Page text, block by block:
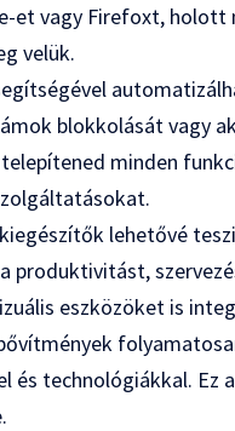
et vagy Firefoxt,
velük.
blokkolását vagy
minden
lehetővé
produktivitást,
eszközöket is
és technológiákkal. Ez